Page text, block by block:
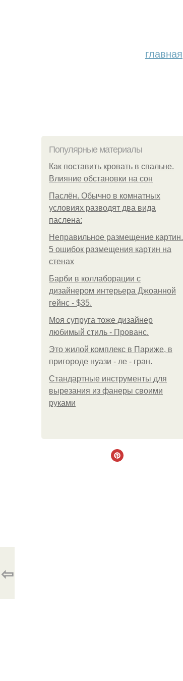
главная
Популярные материалы
Как поставить кровать в спальне.
Влияние обстановки на сон
Паслён. Обычно в комнатных
условиях разводят два вида
паслена:
Неправильное размещение картин.
5 ошибок размещения картин на
стенах
Барби в коллаборации с
дизайнером интерьера Джоанной
гейнс - $35.
Моя супруга тоже дизайнер
любимый стиль - Прованс.
Это жилой комплекс в Париже, в
пригороде нуази - ле - гран.
Стандартные инструменты для
вырезания из фанеры своими
руками
⇦